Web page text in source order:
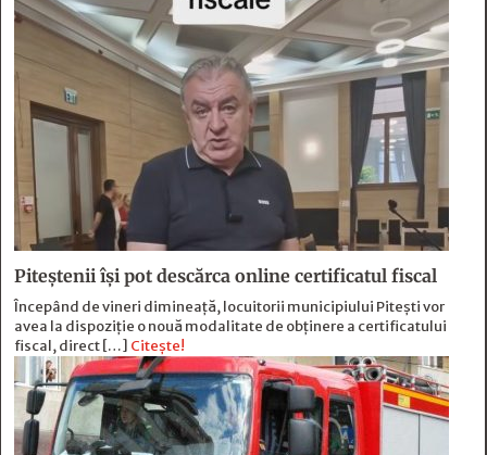
Piteștenii își pot descărca online certificatul fiscal
Începând de vineri dimineață, locuitorii municipiului Pitești vor
avea la dispoziție o nouă modalitate de obținere a certificatului
fiscal, direct […] Citește!